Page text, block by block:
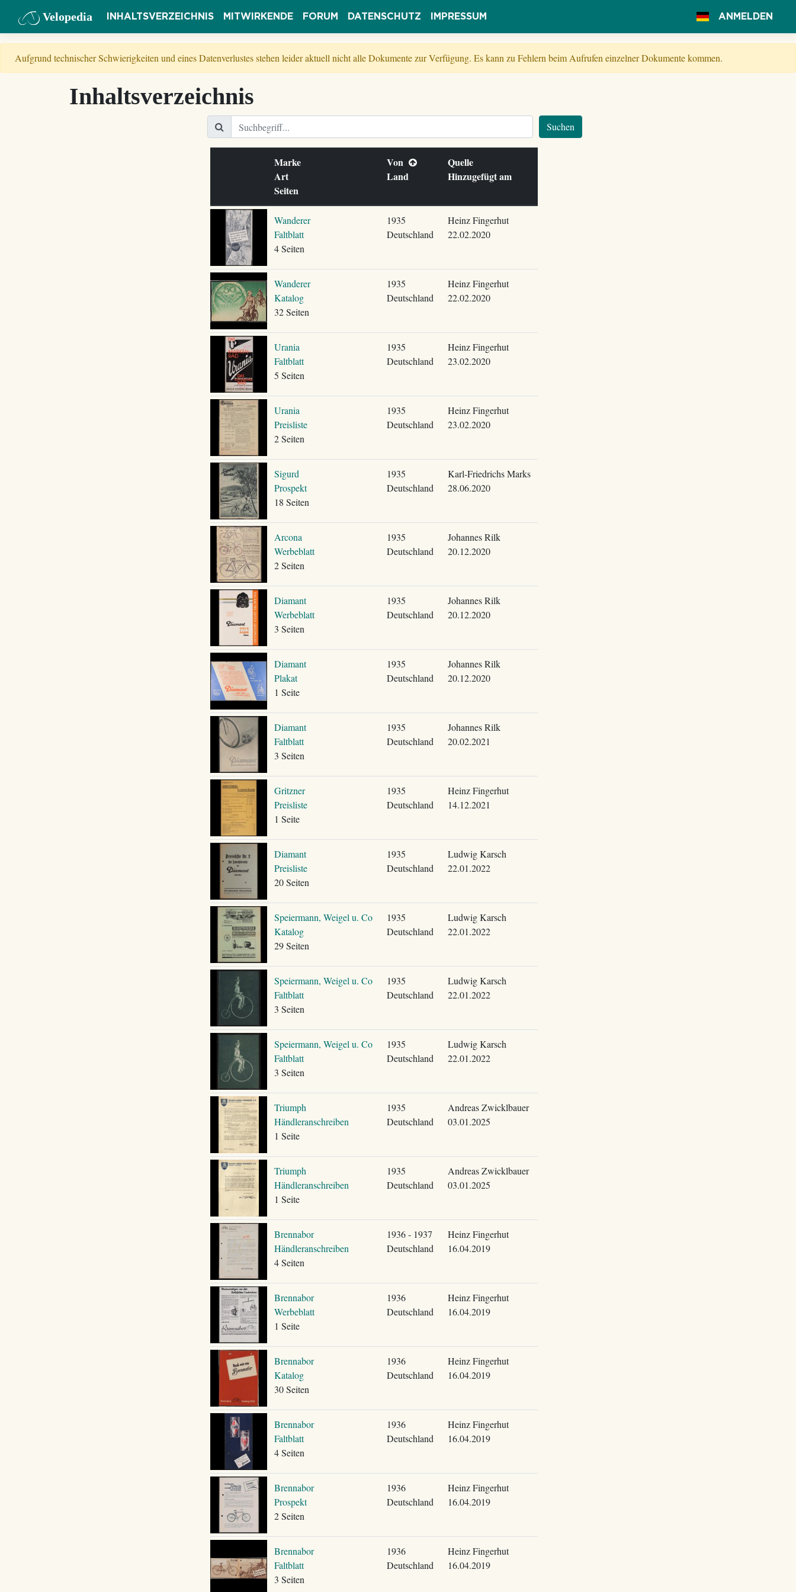
Velopedia INHALTSVERZEICHNIS MITWIRKENDE FORUM DATENSCHUTZ IMPRESSUM ANMELDEN
Aufgrund technischer Schwierigkeiten und eines Datenverlustes stehen leider aktuell nicht alle Dokumente zur Verfügung. Es kann zu Fehlern beim Aufrufen einzelner Dokumente kommen.
Inhaltsverzeichnis
Suchen
Marke
Art
Seiten
Von
Land
Quelle
Hinzugefügt am
Wanderer
Faltblatt
4 Seiten
1935
Deutschland
Heinz Fingerhut
22.02.2020
Wanderer
Katalog
32 Seiten
1935
Deutschland
Heinz Fingerhut
22.02.2020
Urania
Faltblatt
5 Seiten
1935
Deutschland
Heinz Fingerhut
23.02.2020
Urania
Preisliste
2 Seiten
1935
Deutschland
Heinz Fingerhut
23.02.2020
Sigurd
Prospekt
18 Seiten
1935
Deutschland
Karl-Friedrichs Marks
28.06.2020
Arcona
Werbeblatt
2 Seiten
1935
Deutschland
Johannes Rilk
20.12.2020
Diamant
Werbeblatt
3 Seiten
1935
Deutschland
Johannes Rilk
20.12.2020
Diamant
Plakat
1 Seite
1935
Deutschland
Johannes Rilk
20.12.2020
Diamant
Faltblatt
3 Seiten
1935
Deutschland
Johannes Rilk
20.02.2021
Gritzner
Preisliste
1 Seite
1935
Deutschland
Heinz Fingerhut
14.12.2021
Diamant
Preisliste
20 Seiten
1935
Deutschland
Ludwig Karsch
22.01.2022
Speiermann, Weigel u. Co
Katalog
29 Seiten
1935
Deutschland
Ludwig Karsch
22.01.2022
Speiermann, Weigel u. Co
Faltblatt
3 Seiten
1935
Deutschland
Ludwig Karsch
22.01.2022
Speiermann, Weigel u. Co
Faltblatt
3 Seiten
1935
Deutschland
Ludwig Karsch
22.01.2022
Triumph
Händleranschreiben
1 Seite
1935
Deutschland
Andreas Zwicklbauer
03.01.2025
Triumph
Händleranschreiben
1 Seite
1935
Deutschland
Andreas Zwicklbauer
03.01.2025
Brennabor
Händleranschreiben
4 Seiten
1936 - 1937
Deutschland
Heinz Fingerhut
16.04.2019
Brennabor
Werbeblatt
1 Seite
1936
Deutschland
Heinz Fingerhut
16.04.2019
Brennabor
Katalog
30 Seiten
1936
Deutschland
Heinz Fingerhut
16.04.2019
Brennabor
Faltblatt
4 Seiten
1936
Deutschland
Heinz Fingerhut
16.04.2019
Brennabor
Prospekt
2 Seiten
1936
Deutschland
Heinz Fingerhut
16.04.2019
Brennabor
Faltblatt
3 Seiten
1936
Deutschland
Heinz Fingerhut
16.04.2019